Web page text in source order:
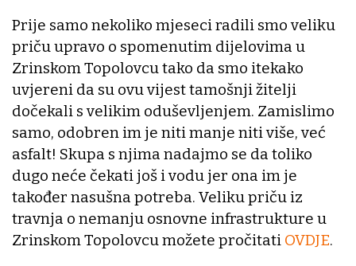
Prije samo nekoliko mjeseci radili smo veliku
priču upravo o spomenutim dijelovima u
Zrinskom Topolovcu tako da smo itekako
uvjereni da su ovu vijest tamošnji žitelji
dočekali s velikim oduševljenjem. Zamislimo
samo, odobren im je niti manje niti više, već
asfalt! Skupa s njima nadajmo se da toliko
dugo neće čekati još i vodu jer ona im je
također nasušna potreba. Veliku priču iz
travnja o nemanju osnovne infrastrukture u
Zrinskom Topolovcu možete pročitati OVDJE.